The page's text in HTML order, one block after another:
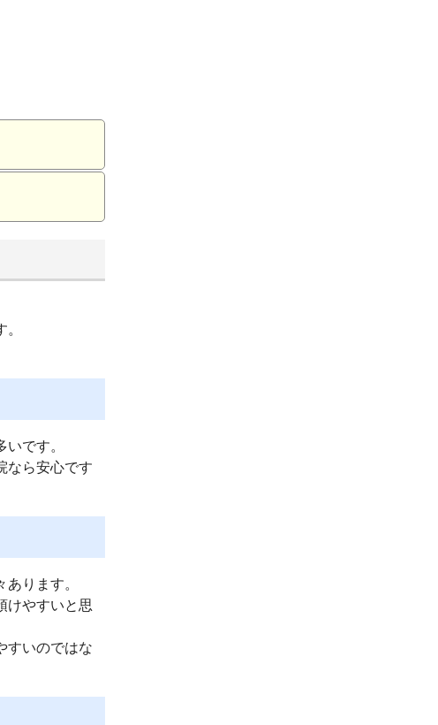
です。
なら安心です
ります。
けやすいと思
すいのではな